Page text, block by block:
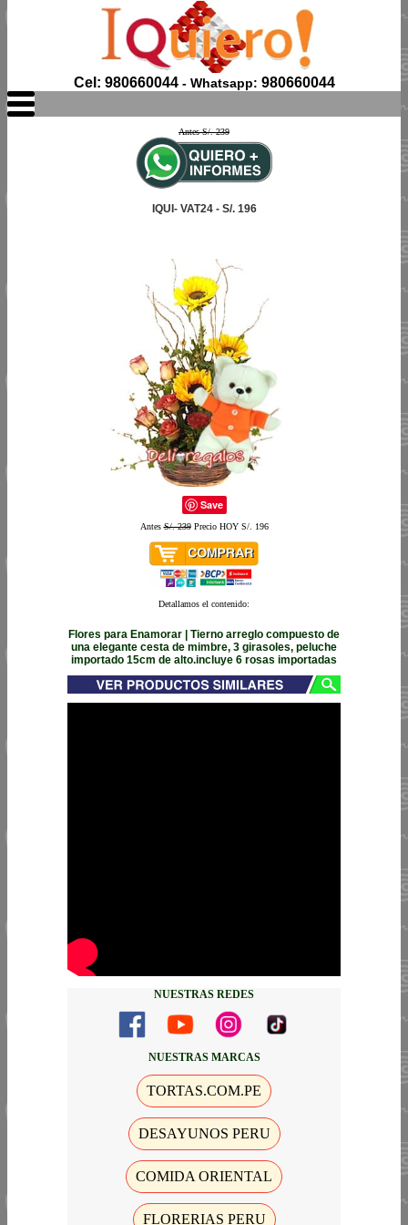
Cel: 980660044- Whatsapp: 980660044
Antes S/. 239
IQUI- VAT24 - S/. 196
Save
AntesS/. 239Precio HOY S/. 196
Detallamos el contenido:
Flores para Enamorar | Tierno arreglo compuesto de
una elegante cesta de mimbre, 3 girasoles, peluche
importado 15cm de alto.incluye 6 rosas importadas
NUESTRAS REDES
NUESTRAS MARCAS
TORTAS.COM.PE
DESAYUNOS PERU
COMIDA ORIENTAL
FLORERIAS PERU